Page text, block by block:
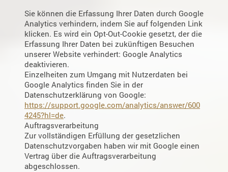
Sie können die Erfassung Ihrer Daten durch Google
Analytics verhindern, indem Sie auf folgenden Link
klicken. Es wird ein Opt-Out-Cookie gesetzt, der die
Erfassung Ihrer Daten bei zukünftigen Besuchen
unserer Website verhindert: Google Analytics
deaktivieren.
Einzelheiten zum Umgang mit Nutzerdaten bei
Google Analytics finden Sie in der
Datenschutzerklärung von Google:
https://support.google.com/analytics/answer/600
4245?hl=de.
Auftragsverarbeitung
Zur vollständigen Erfüllung der gesetzlichen
Datenschutzvorgaben haben wir mit Google einen
Vertrag über die Auftragsverarbeitung
abgeschlossen.